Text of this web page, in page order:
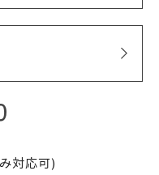
対応可)